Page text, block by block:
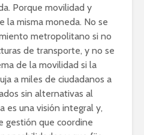
Porque movilidad y
la misma moneda. No se
metropolitano si no
de transporte, y no se
de la movilidad si la
a miles de ciudadanos a
sin alternativas al
es una visión integral y,
gestión que coordine